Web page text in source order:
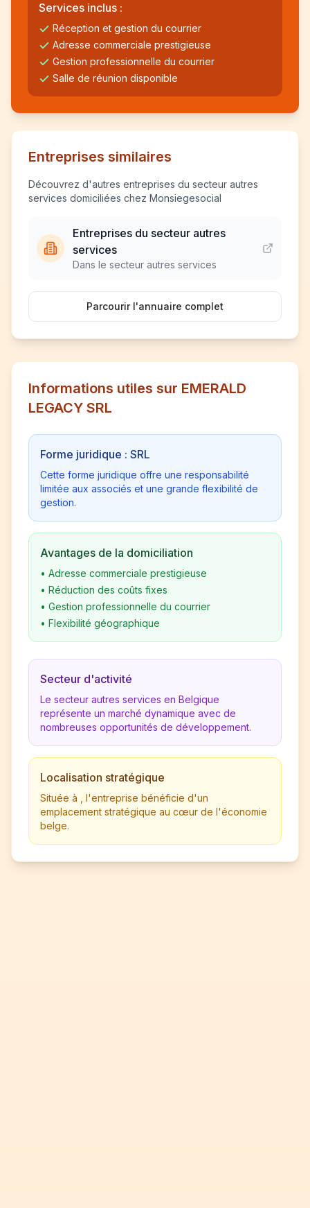
Services inclus :
Réception et gestion du courrier
Adresse commerciale prestigieuse
Gestion professionnelle du courrier
Salle de réunion disponible
Entreprises similaires
Découvrez d'autres entreprises du secteur autres
services domiciliées chez Monsiegesocial
Entreprises du secteur autres
services
Dans le secteur autres services
Parcourir l'annuaire complet
Informations utiles sur EMERALD
LEGACY SRL
Forme juridique : SRL
Cette forme juridique offre une responsabilité
limitée aux associés et une grande flexibilité de
gestion.
Avantages de la domiciliation
• Adresse commerciale prestigieuse
• Réduction des coûts fixes
• Gestion professionnelle du courrier
• Flexibilité géographique
Secteur d'activité
Le secteur autres services en Belgique
représente un marché dynamique avec de
nombreuses opportunités de développement.
Localisation stratégique
Située à , l'entreprise bénéficie d'un
emplacement stratégique au cœur de l'économie
belge.